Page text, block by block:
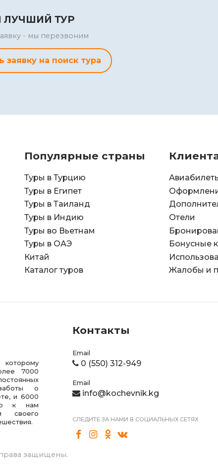
ЛУЧШИЙ ТУР
- мы перезвоним
заявку на поиск тура
Популярные страны
Туры в Турцию
Туры в Египет
Туры в Таиланд
Туры в Индию
Туры во Вьетнам
Туры в ОАЭ
Китай
Каталог туров
Отели
Бонусные
Жалобы и
7000
о
и 6000
к нам
своего
Контакты
Email
0 (550) 312-949
Email
info@kochevnik.kg
СЛЕДИТЕ ЗА НАМИ В СОЦИАЛЬНЫХ СЕТЯХ
права защищены.